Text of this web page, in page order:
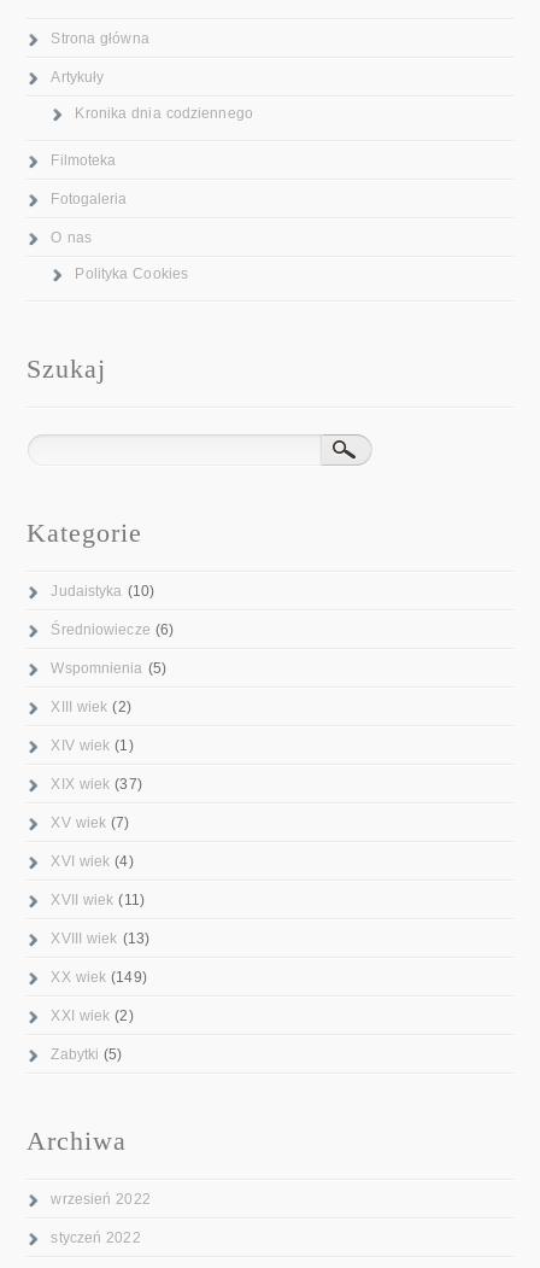
Strona główna
Artykuły
Kronika dnia codziennego
Filmoteka
Fotogaleria
O nas
Polityka Cookies
Szukaj
Kategorie
Judaistyka (10)
Średniowiecze (6)
Wspomnienia (5)
XIII wiek (2)
XIV wiek (1)
XIX wiek (37)
XV wiek (7)
XVI wiek (4)
XVII wiek (11)
XVIII wiek (13)
XX wiek (149)
XXI wiek (2)
Zabytki (5)
Archiwa
wrzesień 2022
styczeń 2022